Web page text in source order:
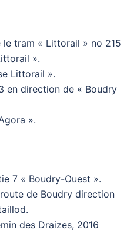
le tram « Littorail » no 215
».
Littorail ».
en direction de « Boudry
».
7 « Boudry-Ouest ».
de Boudry direction
des Draizes, 2016